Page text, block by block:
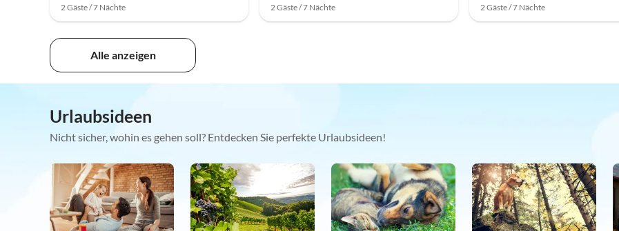
2 Gäste / 7 Nächte 2 Gäste / 7 Nächte 2 Gäste / 7 Nächte
Alle anzeigen
Urlaubsideen
Nicht sicher, wohin es gehen soll? Entdecken Sie perfekte Urlaubsideen!